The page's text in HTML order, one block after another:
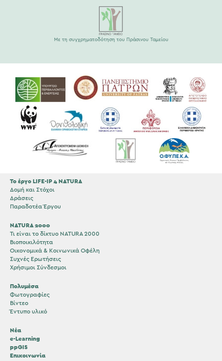
Με τη συγχρηματοδότηση του Πράσινου Ταμείου
Το έργο LIFE-IP 4 NATURA
Δομή και Στόχοι
Δράσεις
Παραδοτέα Έργου
NATURA 2000
Τι είναι το δίκτυο NATURA 2000
Βιοποικιλότητα
Οικονομικά & Κοινωνικά Οφέλη
Συχνές Ερωτήσεις
Χρήσιμοι Σύνδεσμοι
Πολυμέσα
Φωτογραφίες
Βίντεο
Έντυπο υλικό
Νέα
e-Learning
ppGIS
Επικοινωνία